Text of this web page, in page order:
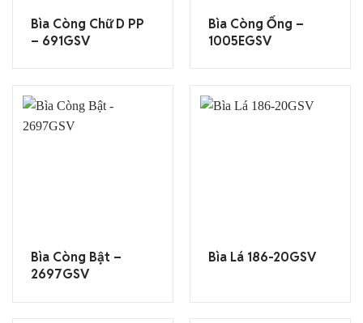
Bìa Còng Chữ D PP
– 691GSV
Bìa Còng Ống –
1005EGSV
Bìa Còng Bật –
2697GSV
Bìa Lá 186-20GSV